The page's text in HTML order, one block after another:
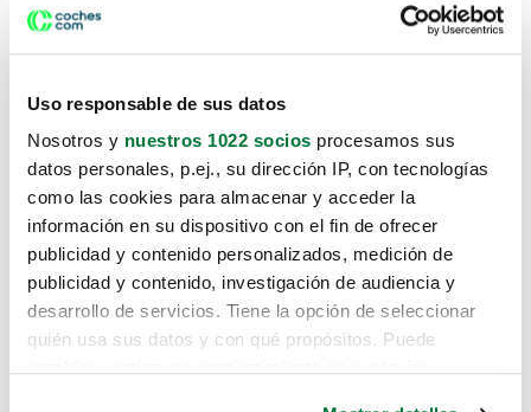
Uso responsable de sus datos
Nosotros y nuestros 1022 socios procesamos sus
datos personales, p.ej., su dirección IP, con tecnologías
como las cookies para almacenar y acceder la
información en su dispositivo con el fin de ofrecer
publicidad y contenido personalizados, medición de
publicidad y contenido, investigación de audiencia y
desarrollo de servicios. Tiene la opción de seleccionar
quién usa sus datos y con qué propósitos. Puede
Lo sentimos, no sabemos como
te hemos traido hasta aquí.
Pero puedes encontrar el coche que estás
buscando en alguno de estos enlaces: